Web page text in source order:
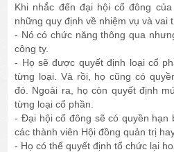
Khi nhắc đến đại hội cổ đông
những quy định về nhiệm vụ và vai
- Nó có chức năng thông qua
công ty.
- Họ sẽ được quyết định loại cổ
từng loại. Và rồi, họ cũng có
đó. Ngoài ra, họ còn quyết định
từng loại cổ phần.
- Đại hội cổ đông sẽ có quyền hạn
các thành viên Hội đồng quản trị
- Họ có thể quyết định tổ chức lại